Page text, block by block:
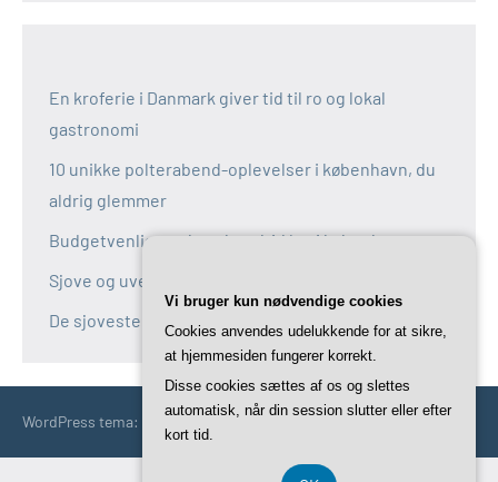
En kroferie i Danmark giver tid til ro og lokal
gastronomi
10 unikke polterabend-oplevelser i københavn, du
aldrig glemmer
Budgetvenlige polterabend-idéer i københavn
Sjove og uventede polterabend-idéer i københavn
De sjoveste aktiviteter til polterabend i københavn
WordPress tema: Occasio by ThemeZee.
Vi bruger kun nødvendige cookies
Cookies anvendes udelukkende for at sikre,
at hjemmesiden fungerer korrekt.
Disse cookies sættes af os og slettes
automatisk, når din session slutter eller efter
kort tid.